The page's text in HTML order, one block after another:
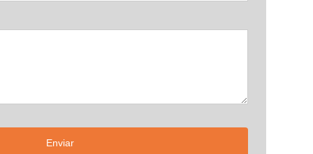
Enviar